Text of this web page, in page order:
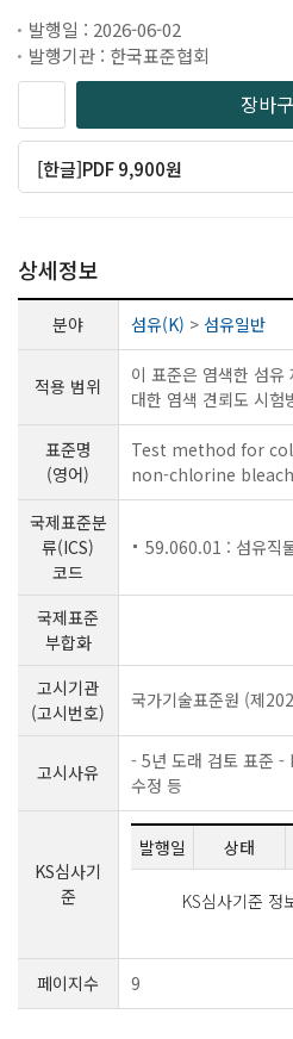
발행일 : 2026-06-02
발행기관 : 한국표준협회
장바
[한글]PDF 9,900원
상세정보
분야 섬유(K) > 섬유일반
적용 범위
이 표준은 염색한 섬유
대한 염색 견뢰도 시험
표준명
(영어)
Test method for
non-chlorine
국제표준분
류(ICS)
코드
59.060.01 : 섬유직
국제표준
부합화
고시기관
(고시번호)
국가기술표준원 (제
고시사유
- 5년 도래 검토 표준 -
수정 등
KS심사기
준
발행일 상태
KS심사기준 정
페이지수 9